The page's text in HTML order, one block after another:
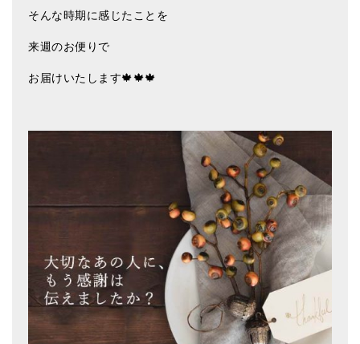
そんな時期に感じたことを
来週のお便りで
お届けいたします🍁🍁🍁